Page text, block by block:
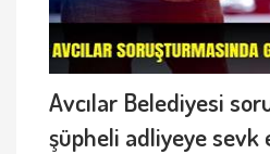
Avcılar Belediyesi
şüpheli adliyeye sevk